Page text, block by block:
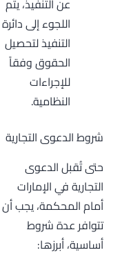
اللجوء إلى دائرة
التنفيذ لتحصيل
الحقوق وفقاً
للإجراءات
النظامية.
شروط الدعوى التجارية
حتى تُقبل الدعوى
التجارية في الإمارات
أمام المحكمة، يجب أن
تتوافر عدة شروط
أساسية، أبرزها: